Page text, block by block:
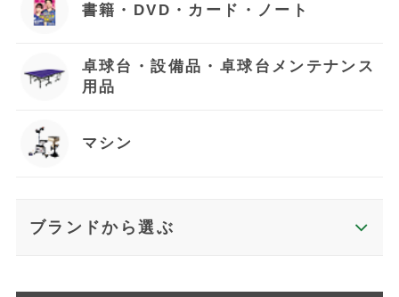
書籍・DVD・カード・ノート
卓球台・設備品・卓球台メンテナンス
用品
マシン
ブランドから選ぶ